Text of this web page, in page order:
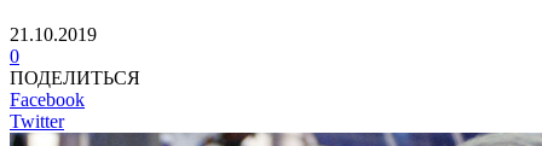
21.10.2019
0
ПОДЕЛИТЬСЯ
Facebook
Twitter